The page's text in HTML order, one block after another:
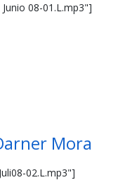
08-01.L.mp3"]
Mora
02.L.mp3"]